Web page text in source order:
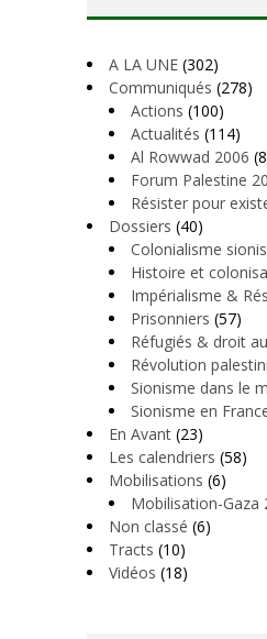
A LA UNE (302)
Communiqués (278)
Actions (100)
Actualités (114)
Al Rowwad 2006
Forum Palestine
Résister pour
Dossiers (40)
Colonialisme
Histoire et
Impérialisme &
Prisonniers (57)
Réfugiés & droit
Révolution
Sionisme dans le
Sionisme en
En Avant (23)
Les calendriers (58)
Mobilisations (6)
Mobilisation-Gaza
Non classé (6)
Tracts (10)
Vidéos (18)